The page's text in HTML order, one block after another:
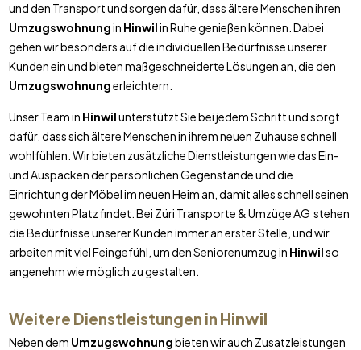
und den Transport und sorgen dafür, dass ältere Menschen ihren
Umzugswohnungin Hinwilin Ruhe genießen können. Dabei
gehen wir besonders auf die individuellen Bedürfnisse unserer
Kunden ein und bieten maßgeschneiderte Lösungen an, die den
Umzugswohnungerleichtern.
Unser Team in Hinwilunterstützt Sie bei jedem Schritt und sorgt
dafür, dass sich ältere Menschen in ihrem neuen Zuhause schnell
wohlfühlen. Wir bieten zusätzliche Dienstleistungen wie das Ein-
und Auspacken der persönlichen Gegenstände und die
Einrichtung der Möbel im neuen Heim an, damit alles schnell seinen
gewohnten Platz findet. Bei Züri Transporte & Umzüge AG stehen
die Bedürfnisse unserer Kunden immer an erster Stelle, und wir
arbeiten mit viel Feingefühl, um den Seniorenumzug in Hinwilso
angenehm wie möglich zu gestalten.
Weitere Dienstleistungen in Hinwil
Neben dem Umzugswohnungbieten wir auch Zusatzleistungen